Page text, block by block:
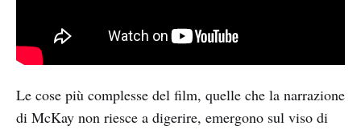
Le cose più complesse del film, quelle che la narrazione
di McKay non riesce a digerire, emergono sul viso di